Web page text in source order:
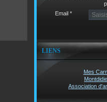
Email
LIENS
Mes
Association